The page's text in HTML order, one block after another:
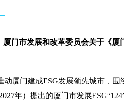
厦门市发展和改革委员会关于《厦
动厦门建成ESG发展领先城市，围
2027年）提出的厦门市发展